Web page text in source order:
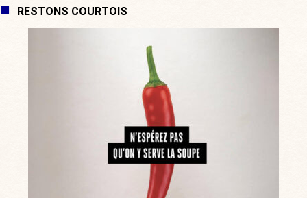
RESTONS COURTOIS